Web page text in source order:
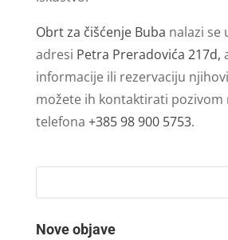
Obrt za čišćenje Buba nalazi se
adresi Petra Preradovića 217d,
informacije ili rezervaciju
možete ih kontaktirati pozivom
telefona +385 98 900 5753.
Nove objave